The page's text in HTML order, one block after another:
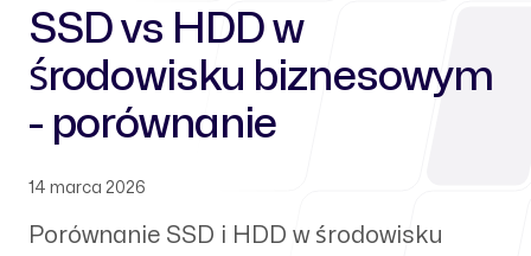
SSD vs HDD w
środowisku biznesowym
- porównanie
14 marca 2026
Porównanie SSD i HDD w środowisku